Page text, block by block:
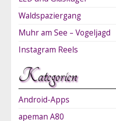
Waldspaziergang
Muhr am See – Vogeljagd
Instagram Reels
Kategorien
Android-Apps
apeman A80